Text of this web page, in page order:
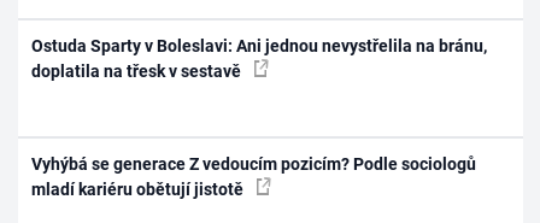
Ostuda Sparty v Boleslavi: Ani jednou nevystřelila na bránu,
doplatila na třesk v sestavě
Vyhýbá se generace Z vedoucím pozicím? Podle sociologů
mladí kariéru obětují jistotě